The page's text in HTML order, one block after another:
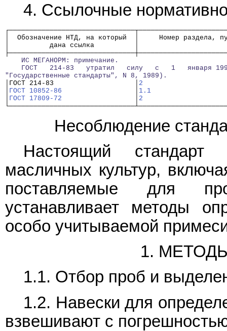
4. Ссылочные
│  Обозначение НТД, на который  │     Номер раздела,
│          дана ссылка          │
    ИС МЕГАНОРМ: примечание.
ГОСТ   214-83   утратил   силу   с   1   января
"Государственные стандарты", N 8, 1989).
│ГОСТ 214-83                    │ 2
ГОСТ 10852-86 1.1
ГОСТ 17809-72 2
Несоблюдение
Настоящий стандарт
масличных культур,
поставляемые для
устанавливает методы
особо учитываемой
1.
1.1. Отбор проб и
1.2. Навески для
взвешивают с